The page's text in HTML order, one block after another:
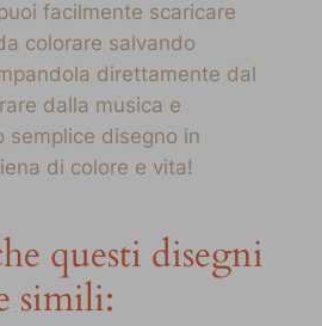
facilmente scaricare
colorare salvando
direttamente dal
dalla musica e
semplice disegno in
di colore e vita!
questi disegni
simili: